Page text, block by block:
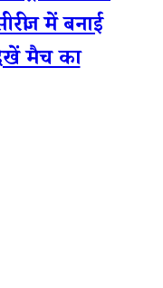
में बनाई
मैच का